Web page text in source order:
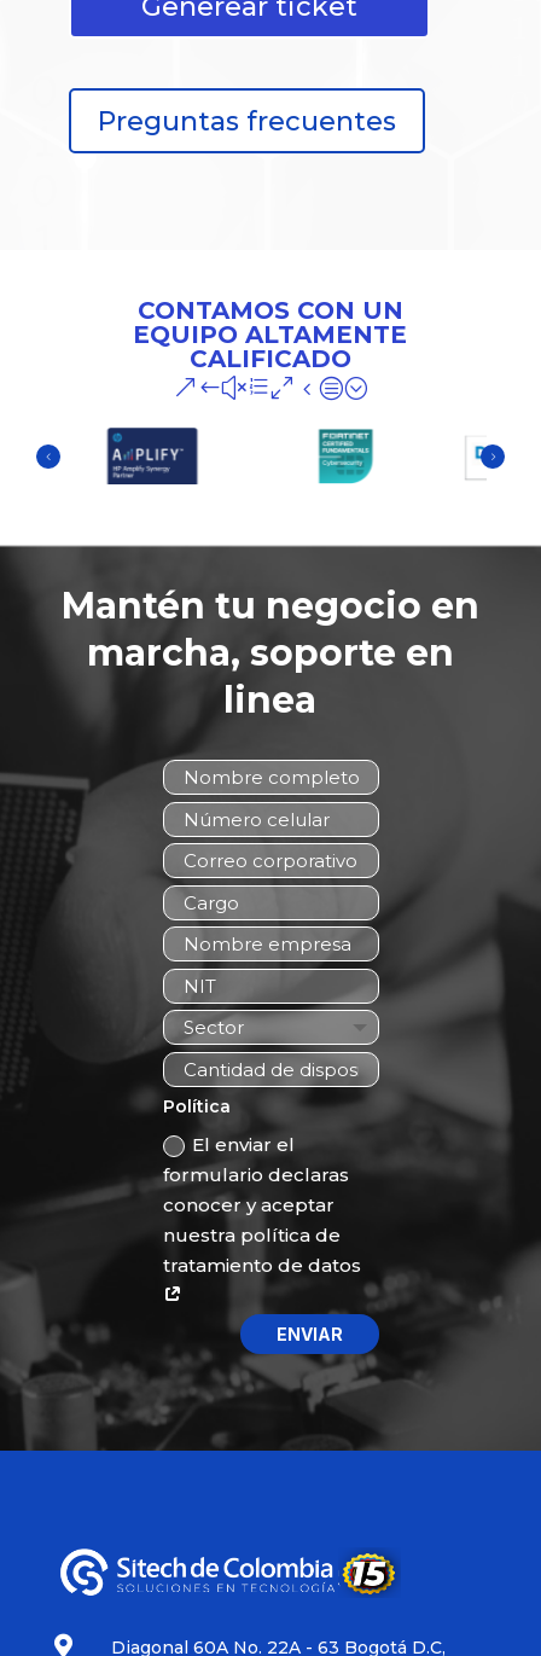
Generear ticket
Preguntas frecuentes
CONTAMOS CON UN
EQUIPO ALTAMENTE
CALIFICADO
Mantén tu negocio en
marcha, soporte en
linea
Política
El enviar el
formulario declaras
conocer y aceptar
nuestra política de
tratamiento de datos
ENVIAR